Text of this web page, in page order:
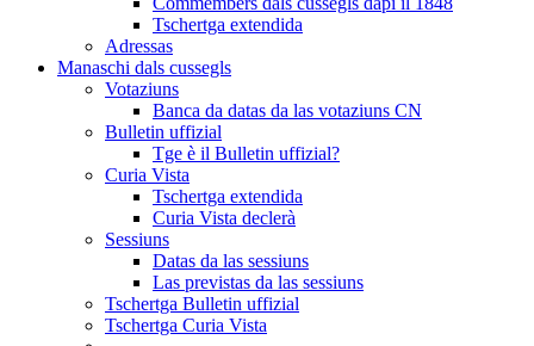
Tschertga extendida
Adressas
Manaschi dals cussegls
Votaziuns
Banca da datas da las votaziuns CN
Bulletin uffizial
Tge è il Bulletin uffizial?
Curia Vista
Tschertga extendida
Curia Vista declerà
Sessiuns
Datas da las sessiuns
Las previstas da las sessiuns
Tschertga Bulletin uffizial
Tschertga Curia Vista